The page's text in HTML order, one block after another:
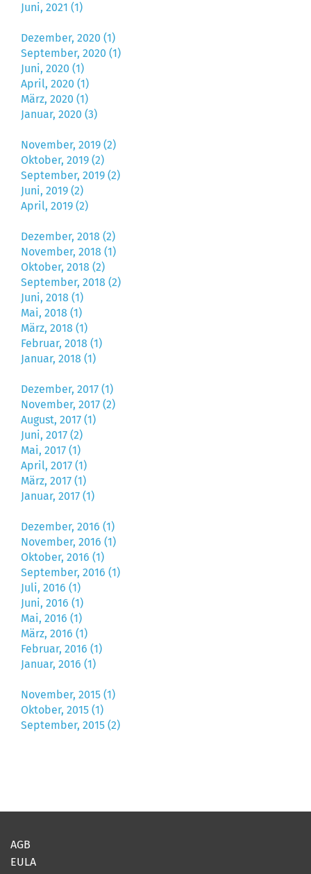
Juni, 2021 (1)
Dezember, 2020 (1)
September, 2020 (1)
Juni, 2020 (1)
April, 2020 (1)
März, 2020 (1)
Januar, 2020 (3)
November, 2019 (2)
Oktober, 2019 (2)
September, 2019 (2)
Juni, 2019 (2)
April, 2019 (2)
Dezember, 2018 (2)
November, 2018 (1)
Oktober, 2018 (2)
September, 2018 (2)
Juni, 2018 (1)
Mai, 2018 (1)
März, 2018 (1)
Februar, 2018 (1)
Januar, 2018 (1)
Dezember, 2017 (1)
November, 2017 (2)
August, 2017 (1)
Juni, 2017 (2)
Mai, 2017 (1)
April, 2017 (1)
März, 2017 (1)
Januar, 2017 (1)
Dezember, 2016 (1)
November, 2016 (1)
Oktober, 2016 (1)
September, 2016 (1)
Juli, 2016 (1)
Juni, 2016 (1)
Mai, 2016 (1)
März, 2016 (1)
Februar, 2016 (1)
Januar, 2016 (1)
November, 2015 (1)
Oktober, 2015 (1)
September, 2015 (2)
AGB
EULA